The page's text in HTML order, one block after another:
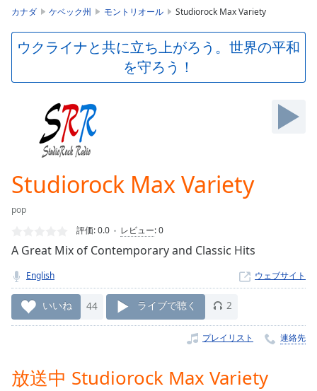
Play
Video
Skip
Loaded
Stream
Seek to
live,
currently
behind
liveLIVE
カナダ ケベック州 モントリオール Studiorock Max Variety
ウクライナと共に立ち上がろう。世界の平和
を守ろう！
Studiorock Max Variety
pop
評価:0.0 レビュー:0
A Great Mix of Contemporary and Classic Hits
English ウェブサイト
いいね 44 ライブで聴く 2
プレイリスト 連絡先
放送中 Studiorock Max Variety